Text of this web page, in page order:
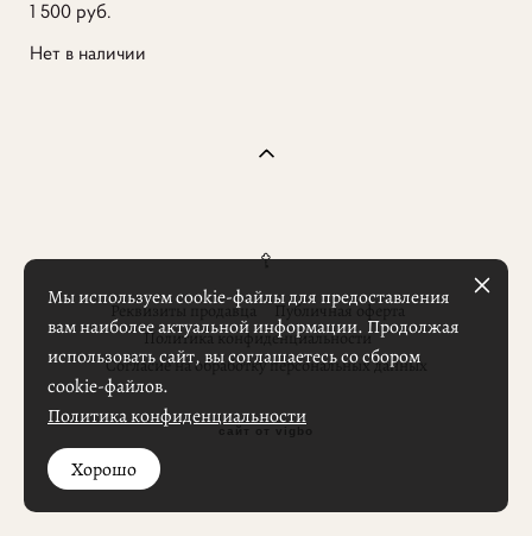
1 500 pуб.
Нет в наличии
Реквизиты продавца
Публичная оферта
Политика конфиденциальности
Согласие на обработку персональных данных
Мы используем cookie-файлы для предоставления
вам наиболее актуальной информации. Продолжая
использовать сайт, вы соглашаетесь со сбором
cookie-файлов.
Политика конфиденциальности
Хорошо